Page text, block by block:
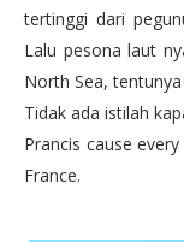
tertinggi dari
Lalu pesona laut
North Sea,
Tidak ada istilah
Prancis cause
France.